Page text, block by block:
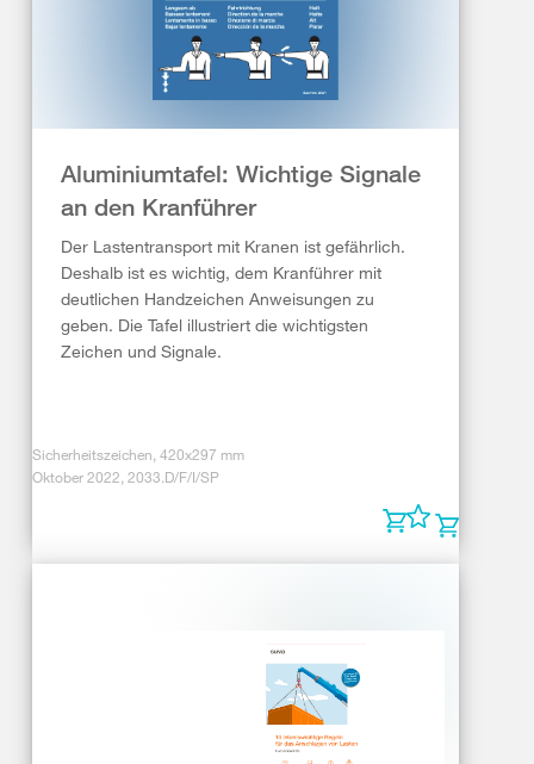
Aluminiumtafel: Wichtige Signale
an den Kranführer
Der Lastentransport mit Kranen ist gefährlich.
Deshalb ist es wichtig, dem Kranführer mit
deutlichen Handzeichen Anweisungen zu
geben. Die Tafel illustriert die wichtigsten
Zeichen und Signale.
Sicherheitszeichen, 420x297 mm
Oktober 2022, 2033.D/F/I/SP